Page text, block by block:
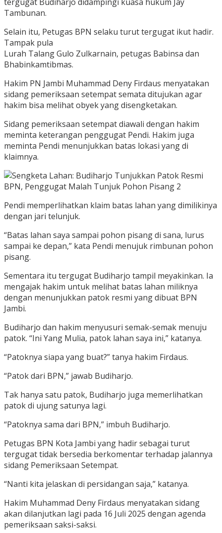
Tambunan.
Selain itu, Petugas BPN selaku turut tergugat ikut hadir.
Tampak pula
Lurah Talang Gulo Zulkarnain, petugas Babinsa dan
Bhabinkamtibmas.
Hakim PN Jambi Muhammad Deny Firdaus menyatakan
sidang pemeriksaan setempat semata ditujukan agar
hakim bisa melihat obyek yang disengketakan.
Sidang pemeriksaan setempat diawali dengan hakim
meminta keterangan penggugat Pendi. Hakim juga
meminta Pendi menunjukkan batas lokasi yang di
klaimnya.
Pendi memperlihatkan klaim batas lahan yang dimilikinya
dengan jari telunjuk.
“Batas lahan saya sampai pohon pisang di sana, lurus
sampai ke depan,” kata Pendi menujuk rimbunan pohon
pisang.
Sementara itu tergugat Budiharjo tampil meyakinkan. Ia
mengajak hakim untuk melihat batas lahan miliknya
dengan menunjukkan patok resmi yang dibuat BPN
Jambi.
Budiharjo dan hakim menyusuri semak-semak menuju
patok. “Ini Yang Mulia, patok lahan saya ini,” katanya.
“Patoknya siapa yang buat?” tanya hakim Firdaus.
“Patok dari BPN,” jawab Budiharjo.
Tak hanya satu patok, Budiharjo juga memerlihatkan
patok di ujung satunya lagi.
“Patoknya sama dari BPN,” imbuh Budiharjo.
Petugas BPN Kota Jambi yang hadir sebagai turut
tergugat tidak bersedia berkomentar terhadap jalannya
sidang Pemeriksaan Setempat.
“Nanti kita jelaskan di persidangan saja,” katanya.
Hakim Muhammad Deny Firdaus menyatakan sidang
akan dilanjutkan lagi pada 16 Juli 2025 dengan agenda
pemeriksaan saksi-saksi.